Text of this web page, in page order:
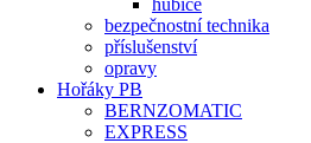
hubice
bezpečnostní technika
příslušenství
opravy
Hořáky PB
BERNZOMATIC
EXPRESS